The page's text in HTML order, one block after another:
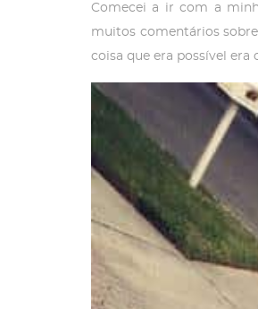
Comecei a ir com a
muitos comentários
coisa que era possível era